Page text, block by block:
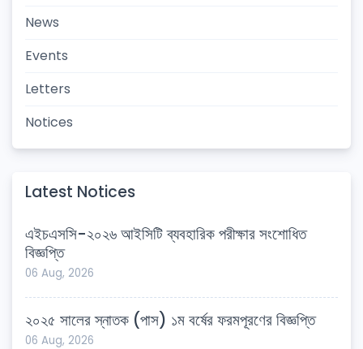
News
Events
Letters
Notices
Latest Notices
এইচএসসি-২০২৬ আইসিটি ব্যবহারিক পরীক্ষার সংশোধিত
বিজ্ঞপ্তি
06 Aug, 2026
২০২৫ সালের স্নাতক (পাস) ১ম বর্ষের ফরমপূরণের বিজ্ঞপ্তি
06 Aug, 2026